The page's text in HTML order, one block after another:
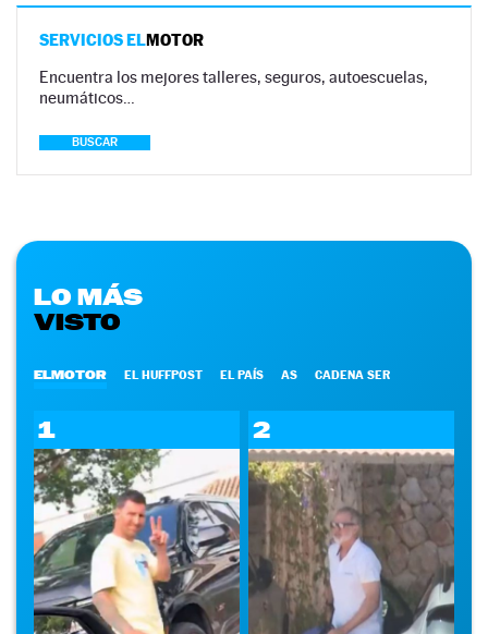
SERVICIOS ELMOTOR
Encuentra los mejores talleres, seguros, autoescuelas,
neumáticos…
BUSCAR
LO MÁS
VISTO
ELMOTOR EL HUFFPOST EL PAÍS AS CADENA SER
1 2